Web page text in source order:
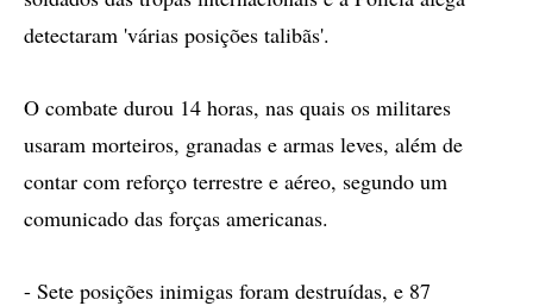
detectaram 'várias posições talibãs'.
O combate durou 14 horas, nas quais os militares
usaram morteiros, granadas e armas leves, além de
contar com reforço terrestre e aéreo, segundo um
comunicado das forças americanas.
- Sete posições inimigas foram destruídas, e 87